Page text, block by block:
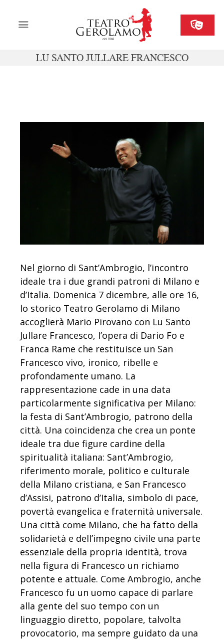
LU SANTO JULLARE FRANCESCO
Organizza il tuo evento
Nel giorno di Sant’Ambrogio, l’incontro
ideale tra i due grandi patroni di Milano e
d’Italia. Domenica 7 dicembre, alle ore 16,
lo storico Teatro Gerolamo di Milano
accoglierà Mario Pirovano con Lu Santo
Jullare Francesco, l’opera di Dario Fo e
Franca Rame che restituisce un San
Francesco vivo, ironico, ribelle e
profondamente umano. La
rappresentazione cade in una data
particolarmente significativa per Milano:
la festa di Sant’Ambrogio, patrono della
città. Una coincidenza che crea un ponte
ideale tra due figure cardine della
spiritualità italiana: Sant’Ambrogio,
riferimento morale, politico e culturale
della Milano cristiana, e San Francesco
d’Assisi, patrono d’Italia, simbolo di pace,
povertà evangelica e fraternità universale.
Una città come Milano, che ha fatto della
solidarietà e dell’impegno civile una parte
essenziale della propria identità, trova
nella figura di Francesco un richiamo
potente e attuale. Come Ambrogio, anche
Francesco fu un uomo capace di parlare
alla gente del suo tempo con un
linguaggio diretto, popolare, talvolta
provocatorio, ma sempre guidato da una